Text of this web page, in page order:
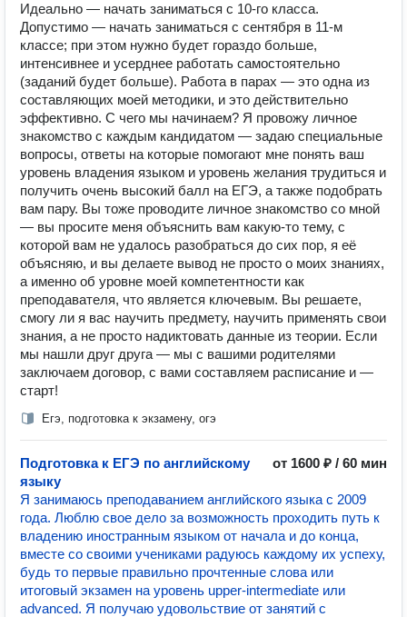
Идеально — начать заниматься с 10-го класса.
Допустимо — начать заниматься с сентября в 11-м
классе; при этом нужно будет гораздо больше,
интенсивнее и усерднее работать самостоятельно
(заданий будет больше). Работа в парах — это одна из
составляющих моей методики, и это действительно
эффективно. С чего мы начинаем? Я провожу личное
знакомство с каждым кандидатом — задаю специальные
вопросы, ответы на которые помогают мне понять ваш
уровень владения языком и уровень желания трудиться и
получить очень высокий балл на ЕГЭ, а также подобрать
вам пару. Вы тоже проводите личное знакомство со мной
— вы просите меня объяснить вам какую-то тему, с
которой вам не удалось разобраться до сих пор, я её
объясняю, и вы делаете вывод не просто о моих знаниях,
а именно об уровне моей компетентности как
преподавателя, что является ключевым. Вы решаете,
смогу ли я вас научить предмету, научить применять свои
знания, а не просто надиктовать данные из теории. Если
мы нашли друг друга — мы с вашими родителями
заключаем договор, с вами составляем расписание и —
старт!
Егэ, подготовка к экзамену, огэ
Подготовка к ЕГЭ по английскому
языку
от 1600 ₽ / 60 мин
Я занимаюсь преподаванием английского языка с 2009
года. Люблю свое дело за возможность проходить путь к
владению иностранным языком от начала и до конца,
вместе со своими учениками радуюсь каждому их успеху,
будь то первые правильно прочтенные слова или
итоговый экзамен на уровень upper-intermediate или
advanced. Я получаю удовольствие от занятий с